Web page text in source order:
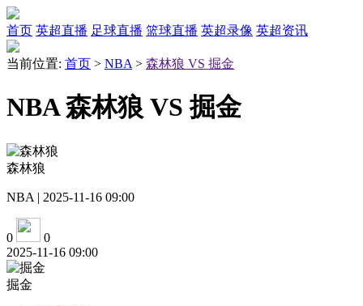
首页 英超直播 足球直播 篮球直播 英超录像 英超资讯
当前位置: 首页 > NBA > 森林狼 VS 掘金
NBA 森林狼 VS 掘金
森林狼
NBA | 2025-11-16 09:00
0
0
2025-11-16 09:00
掘金